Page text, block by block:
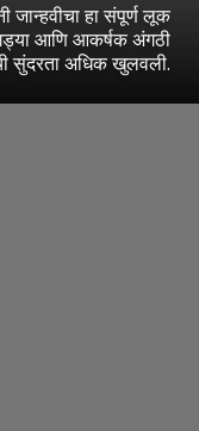
जान्हवीचा हा संपूर्ण लूक
आणि आकर्षक अंगठी
सुंदरता अधिक खुलवली.